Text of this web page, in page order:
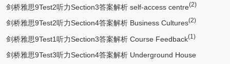
Student Information (2)
剑桥雅思9Test2听力Section3答案解析 self-access centre(2)
剑桥雅思9Test2听力Section4答案解析 Business Cultures(2)
剑桥雅思9Test1听力Section3答案解析 Course Feedback(1)
剑桥雅思9Test3听力Section4答案解析 Underground House